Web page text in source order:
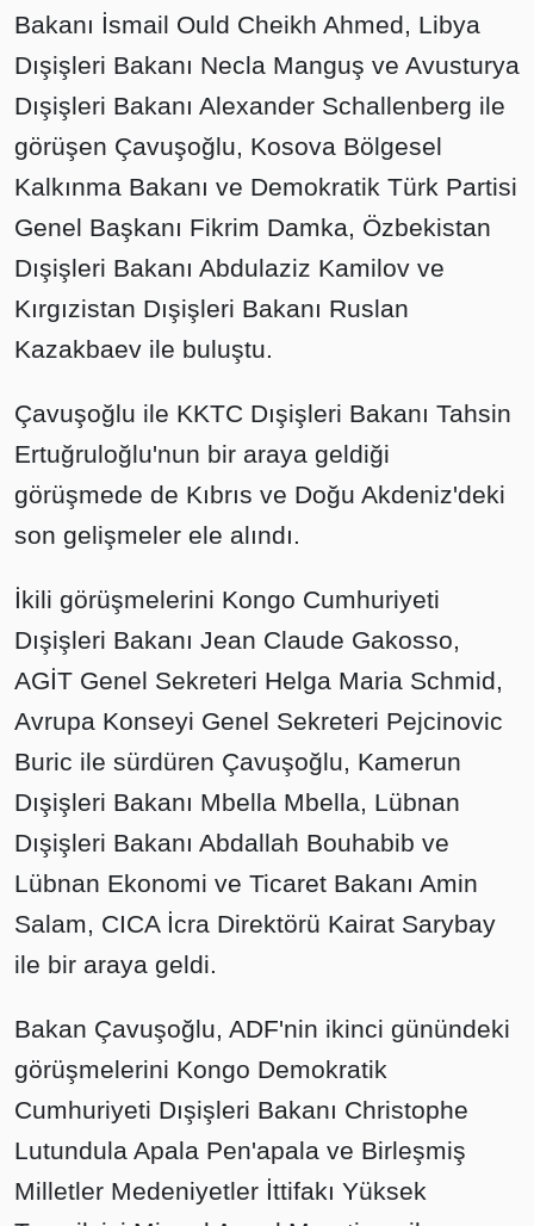
Bakanı İsmail Ould Cheikh Ahmed, Libya
Dışişleri Bakanı Necla Manguş ve Avusturya
Dışişleri Bakanı Alexander Schallenberg ile
görüşen Çavuşoğlu, Kosova Bölgesel
Kalkınma Bakanı ve Demokratik Türk Partisi
Genel Başkanı Fikrim Damka, Özbekistan
Dışişleri Bakanı Abdulaziz Kamilov ve
Kırgızistan Dışişleri Bakanı Ruslan
Kazakbaev ile buluştu.
Çavuşoğlu ile KKTC Dışişleri Bakanı Tahsin
Ertuğruloğlu'nun bir araya geldiği
görüşmede de Kıbrıs ve Doğu Akdeniz'deki
son gelişmeler ele alındı.
İkili görüşmelerini Kongo Cumhuriyeti
Dışişleri Bakanı Jean Claude Gakosso,
AGİT Genel Sekreteri Helga Maria Schmid,
Avrupa Konseyi Genel Sekreteri Pejcinovic
Buric ile sürdüren Çavuşoğlu, Kamerun
Dışişleri Bakanı Mbella Mbella, Lübnan
Dışişleri Bakanı Abdallah Bouhabib ve
Lübnan Ekonomi ve Ticaret Bakanı Amin
Salam, CICA İcra Direktörü Kairat Sarybay
ile bir araya geldi.
Bakan Çavuşoğlu, ADF'nin ikinci günündeki
görüşmelerini Kongo Demokratik
Cumhuriyeti Dışişleri Bakanı Christophe
Lutundula Apala Pen'apala ve Birleşmiş
Milletler Medeniyetler İttifakı Yüksek